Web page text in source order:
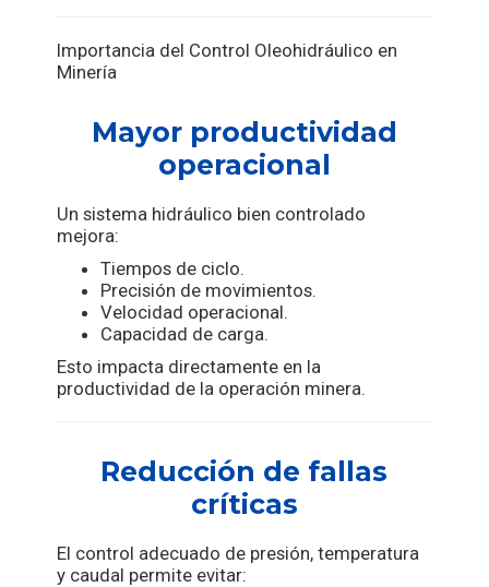
Importancia del Control Oleohidráulico en
Minería
Mayor productividad
operacional
Un sistema hidráulico bien controlado
mejora:
Tiempos de ciclo.
Precisión de movimientos.
Velocidad operacional.
Capacidad de carga.
Esto impacta directamente en la
productividad de la operación minera.
Reducción de fallas
críticas
El control adecuado de presión, temperatura
y caudal permite evitar: